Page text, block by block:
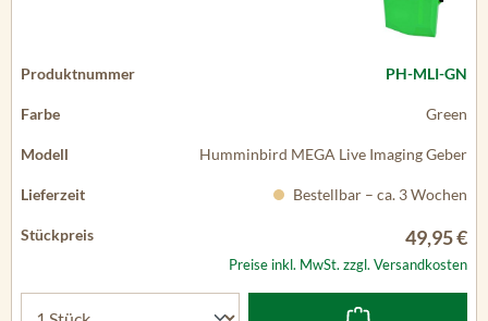
PH-MLI-GN
Green
Humminbird MEGA Live Imaging Geber
Bestellbar – ca. 3 Wochen
49,95 €
Preise inkl. MwSt. zzgl. Versandkosten